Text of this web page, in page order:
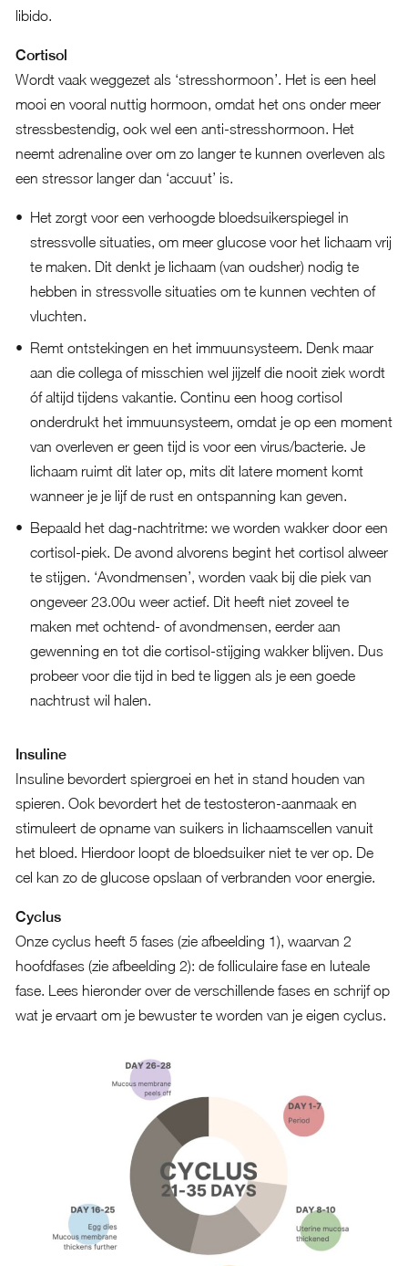
libido.
Cortisol
Wordt vaak weggezet als ‘stresshormoon’. Het is een heel
mooi en vooral nuttig hormoon, omdat het ons onder meer
stressbestendig, ook wel een anti-stresshormoon. Het
neemt adrenaline over om zo langer te kunnen overleven als
een stressor langer dan ‘accuut’ is.
Het zorgt voor een verhoogde bloedsuikerspiegel in
stressvolle situaties, om meer glucose voor het lichaam vrij
te maken. Dit denkt je lichaam (van oudsher) nodig te
hebben in stressvolle situaties om te kunnen vechten of
vluchten.
Remt ontstekingen en het immuunsysteem. Denk maar
aan die collega of misschien wel jijzelf die nooit ziek wordt
óf altijd tijdens vakantie. Continu een hoog cortisol
onderdrukt het immuunsysteem, omdat je op een moment
van overleven er geen tijd is voor een virus/bacterie. Je
lichaam ruimt dit later op, mits dit latere moment komt
wanneer je je lijf de rust en ontspanning kan geven.
Bepaald het dag-nachtritme: we worden wakker door een
cortisol-piek. De avond alvorens begint het cortisol alweer
te stijgen. ‘Avondmensen’, worden vaak bij die piek van
ongeveer 23.00u weer actief. Dit heeft niet zoveel te
maken met ochtend- of avondmensen, eerder aan
gewenning en tot die cortisol-stijging wakker blijven. Dus
probeer voor die tijd in bed te liggen als je een goede
nachtrust wil halen.
Insuline
Insuline bevordert spiergroei en het in stand houden van
spieren. Ook bevordert het de testosteron-aanmaak en
stimuleert de opname van suikers in lichaamscellen vanuit
het bloed. Hierdoor loopt de bloedsuiker niet te ver op. De
cel kan zo de glucose opslaan of verbranden voor energie.
Cyclus
Onze cyclus heeft 5 fases (zie afbeelding 1), waarvan 2
hoofdfases (zie afbeelding 2): de folliculaire fase en luteale
fase. Lees hieronder over de verschillende fases en schrijf op
wat je ervaart om je bewuster te worden van je eigen cyclus.